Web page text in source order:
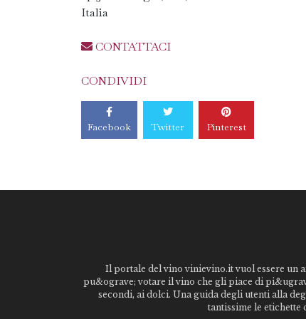
Italia
CONTATTACI
CONDIVIDI
Facebook Twitter Pinterest
Il portale del vino vinievino.it vuol essere un
pu&ograve; votare il vino che gli piace di
secondi, ai dolci. Una guida degli utenti alla
tantissime le